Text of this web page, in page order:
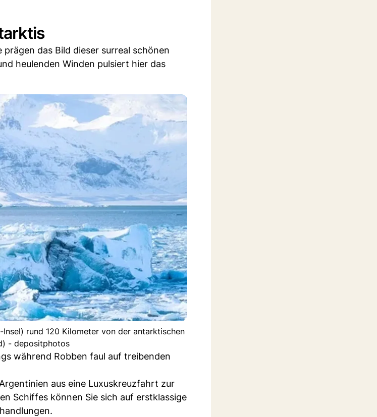
das Bild dieser surreal schönen
heulenden Winden pulsiert hier das
rund 120 Kilometer von der antarktischen
- depositphotos
während Robben faul auf treibenden
aus eine Luxuskreuzfahrt zur
Schiffes können Sie sich auf erstklassige